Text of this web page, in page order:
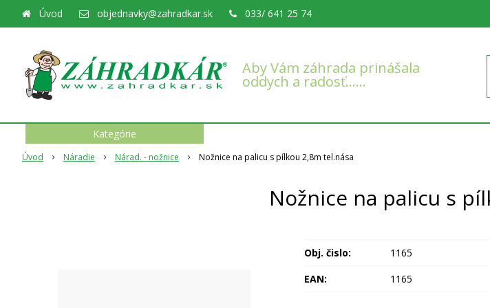
Aby Vám záhrada prinášala
oddych a radosť……
Úvod objednavky@zahradkar.sk 033/ 641 25 74
Úvod Náradie Nárad. - nožnice Nožnice na palicu s pílkou 2,8m tel.nása
Nožnice na palicu s
Obj. čislo:
1165
EAN:
1165
Kategórie